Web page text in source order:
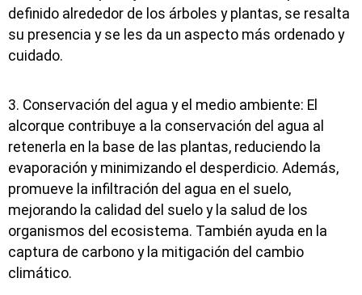
definido alrededor de los árboles y plantas, se resalta
su presencia y se les da un aspecto más ordenado y
cuidado.
3. Conservación del agua y el medio ambiente: El
alcorque contribuye a la conservación del agua al
retenerla en la base de las plantas, reduciendo la
evaporación y minimizando el desperdicio. Además,
promueve la infiltración del agua en el suelo,
mejorando la calidad del suelo y la salud de los
organismos del ecosistema. También ayuda en la
captura de carbono y la mitigación del cambio
climático.